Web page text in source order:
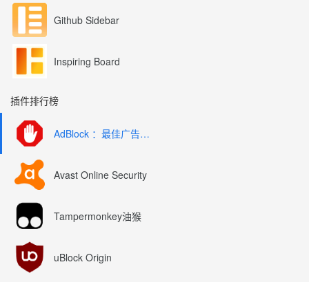
Github Sidebar
Inspiring Board
插件排行榜
AdBlock ：最佳广告拦截工具
Avast Online Security
Tampermonkey油猴
uBlock Origin